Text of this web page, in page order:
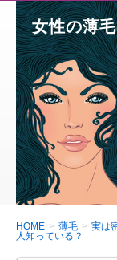
女性の薄
HOME 薄毛
実は
人知っている？